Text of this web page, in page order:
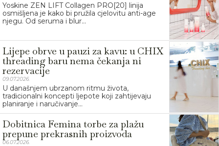
Yoskine ZEN LIFT Collagen PRO[20] linija
osmišljena je kako bi pružila cjelovitu anti-age
njegu. Od seruma i blur...
Lijepe obrve u pauzi za kavu: u CHIX
threading baru nema čekanja ni
rezervacije
09.07.2026.
U današnjem ubrzanom ritmu života,
tradicionalni koncepti ljepote koji zahtijevaju
planiranje i naručivanje...
Dobitnica Femina torbe za plažu
prepune prekrasnih proizvoda
06.07.2026.